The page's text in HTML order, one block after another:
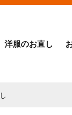
洋服のお直し